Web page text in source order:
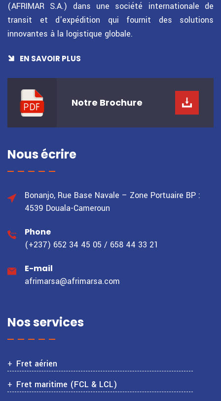
(AFRIMAR S.A.) dans une société internationale de
transit et d'expédition qui fournit des solutions
innovantes à la logistique globale.
EN SAVOIR PLUS
Notre Brochure
Nous écrire
Bonanjo, Rue Base Navale – Zone Portuaire BP :
4539 Douala-Cameroun
Phone
(+237) 652 34 45 05 / 658 44 33 21
E-mail
afrimarsa@afrimarsa.com
Nos services
Fret aérien
Fret maritime (FCL & LCL)